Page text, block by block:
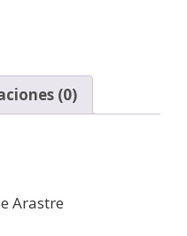
(0)
Arastre